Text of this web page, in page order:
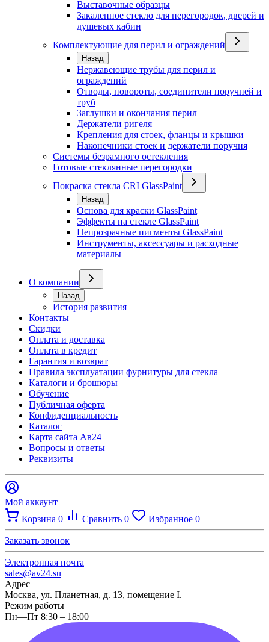
Выставочные образцы
Закаленное стекло для перегородок, дверей и
душевых кабин
Комплектующие для перил и ограждений
Назад
Нержавеющие трубы для перил и
ограждений
Отводы, повороты, соединители поручней и
труб
Заглушки и окончания перил
Держатели ригеля
Крепления для стоек, фланцы и крышки
Наконечники стоек и держатели поручня
Системы безрамного остекления
Готовые стеклянные перегородки
Покраска стекла CRI GlassPaint
Назад
Основа для краски GlassPaint
Эффекты на стекле GlassPaint
Непрозрачные пигменты GlassPaint
Инструменты, аксессуары и расходные
материалы
О компании
Назад
История развития
Контакты
Скидки
Оплата и доставка
Оплата в кредит
Гарантия и возврат
Правила эксплуатации фурнитуры для стекла
Каталоги и брошюры
Обучение
Публичная оферта
Конфиденциальность
Каталог
Карта сайта Ав24
Вопросы и ответы
Реквизиты
Мой аккаунт
Корзина 0 Сравнить 0 Избранное 0
Заказать звонок
Электронная почта
sales@av24.su
Адрес
Москва, ул. Планетная, д. 13, помещение I.
Режим работы
Пн—Пт 8:30 – 18:00